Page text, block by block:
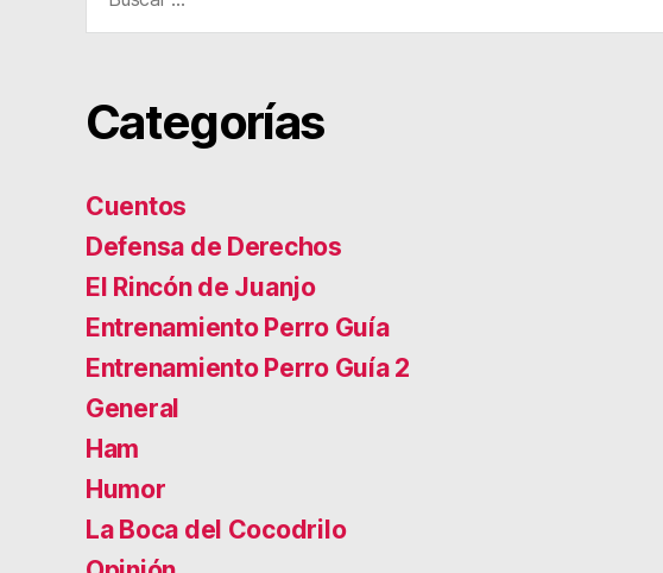
Categorías
Cuentos
Defensa de Derechos
El Rincón de Juanjo
Entrenamiento Perro Guía
Entrenamiento Perro Guía 2
General
Ham
Humor
La Boca del Cocodrilo